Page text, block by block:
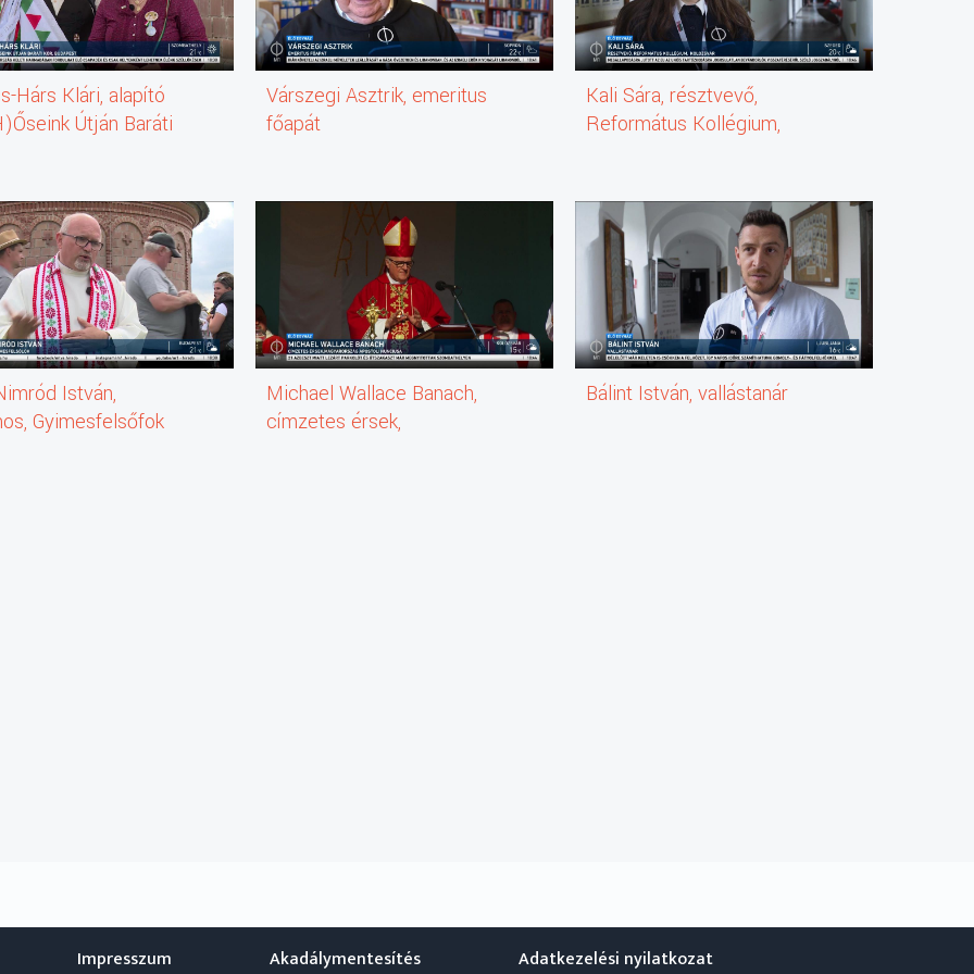
Hárs Klári, alapító
Útján Baráti
István,
Gyimesfelsőfok
Várszegi Asztrik, emeritus
főapát
Michael Wallace Banach,
címzetes érsek,
Kali Sára, résztvevő,
Református Kollégium,
Bálint István, vallástanár
Impresszum Akadálymentesítés Adatkezelési nyilatkozat